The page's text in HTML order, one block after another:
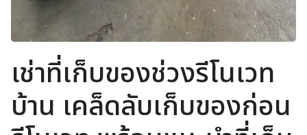
เช่าที่เก็บของช่วงรีโนเวท
บ้าน เคล็ดลับเก็บของก่อน